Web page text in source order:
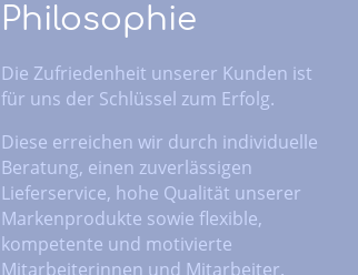
Philosophie
Die Zufriedenheit unserer Kunden ist
für uns der Schlüssel zum Erfolg.
Diese erreichen wir durch individuelle
Beratung, einen zuverlässigen
Lieferservice, hohe Qualität unserer
Markenprodukte sowie flexible,
kompetente und motivierte
Mitarbeiterinnen und Mitarbeiter.